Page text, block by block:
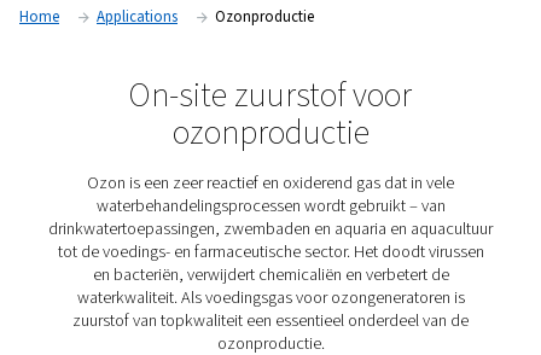
Applications Ozonproductie
On-site zuurstof voor
ozonproductie